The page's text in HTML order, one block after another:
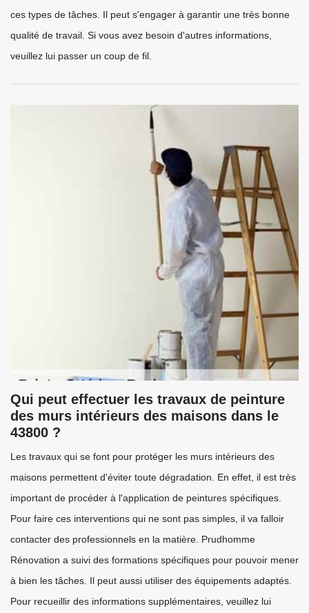
ces types de tâches. Il peut s'engager à garantir une très bonne
qualité de travail. Si vous avez besoin d'autres informations,
veuillez lui passer un coup de fil.
Qui peut effectuer les travaux de peinture
des murs intérieurs des maisons dans le
43800 ?
Les travaux qui se font pour protéger les murs intérieurs des
maisons permettent d'éviter toute dégradation. En effet, il est très
important de procéder à l'application de peintures spécifiques.
Pour faire ces interventions qui ne sont pas simples, il va falloir
contacter des professionnels en la matière. Prudhomme
Rénovation a suivi des formations spécifiques pour pouvoir mener
à bien les tâches. Il peut aussi utiliser des équipements adaptés.
Pour recueillir des informations supplémentaires, veuillez lui